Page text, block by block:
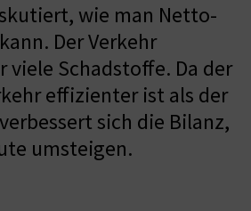
wie man Netto-
Der Verkehr
viele Schadstoffe. Da der
effizienter ist als der
sich die Bilanz,
umsteigen.